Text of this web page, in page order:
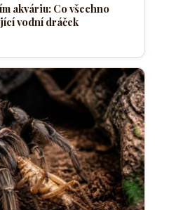
akváriu: Co všechno
vodní dráček